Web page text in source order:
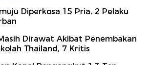
Diperkosa 15 Pria, 2 Pelaku
Dirawat Akibat Penembakan
Thailand, 7 Kritis